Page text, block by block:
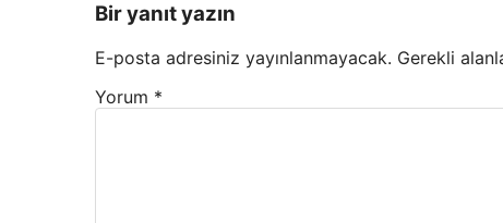
Bir yanıt yazın
E-posta adresiniz yayınlanmayacak. Gerekli
Yorum *